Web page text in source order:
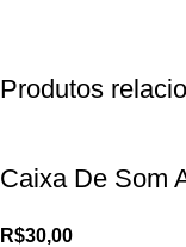
Produtos
Caixa De Som
R$30,00